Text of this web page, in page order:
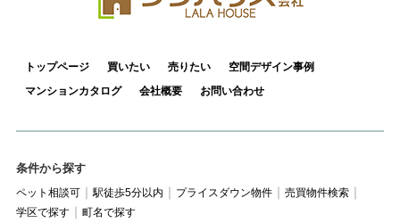
トップページ 買いたい 売りたい
空間デザイン事例
マンションカタログ
会社概要 お問い合わせ
条件から探す
ペット相談可 駅徒歩5分以内 プライスダウン物件
売買物件検索
学区で探す
町名で探す